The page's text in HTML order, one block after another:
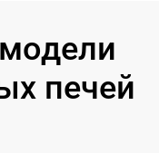
печей